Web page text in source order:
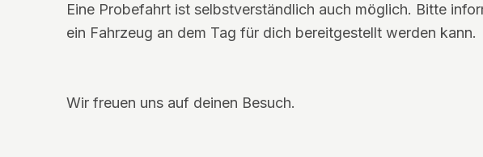
Eine Probefahrt ist selbstverständlich auch möglich. Bitte
ein Fahrzeug an dem Tag für dich bereitgestellt werden kann.
Wir freuen uns auf deinen Besuch.